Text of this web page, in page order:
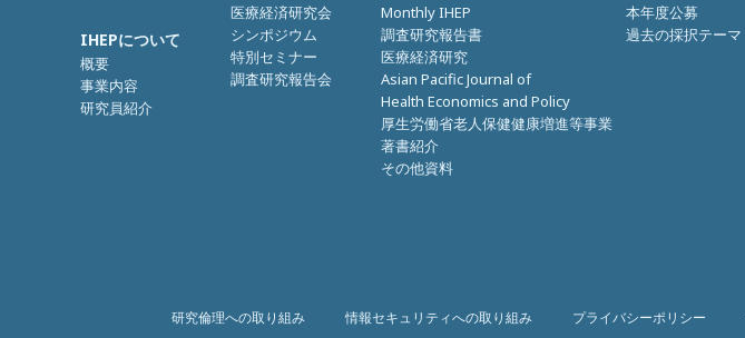
IHEPについて
概要
事業内容
研究員紹介
医療経済研究会
シンポジウム
特別セミナー
調査研究報告会
Monthly IHEP
調査研究報告書
医療経済研究
Asian Pacific Journal of
Health Economics and Policy
厚生労働省老人保健健康増進等事業
著書紹介
その他資料
本年度公募
過去の採択テーマ
研究倫理への取り組み 情報セキュリティへの取り組み プライバシーポリシー